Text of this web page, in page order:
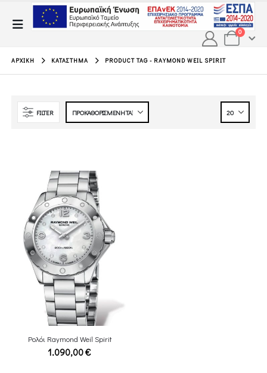
0
ΑΡΧΙΚΉ ΚΑΤΆΣΤΗΜΑ PRODUCT TAG - RAYMOND WEIL SPIRIT
FILTER
Ρολόι Raymond Weil Spirit
1.090,00€